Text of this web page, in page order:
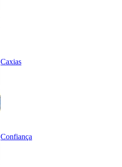
Caxias
Confiança